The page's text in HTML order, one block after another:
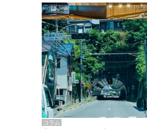
掲載雑誌・書籍
『街歩き研修「アールデコとモダ
ム、和風バロック」』のレポート
掲載
コラム